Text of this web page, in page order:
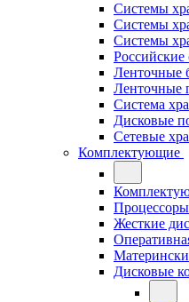
Системы
Системы
Системы
Ленточные
Ленточные
Система
Дисковые
Сетевые
Комплектующие
Процессоры
Жесткие
Дисковые